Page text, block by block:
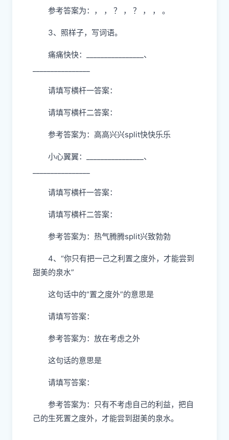
参考答案为：， ， ？ ， ？ ， ， 。
3、照样子，写词语。
痛痛快快：________________、
请填写横杆一答案：
请填写横杆二答案：
参考答案为：高高兴兴split快快乐乐
小心翼翼：________________、
请填写横杆一答案：
请填写横杆二答案：
参考答案为：热气腾腾split兴致勃勃
4、“你只有把一己之利置之度外，才能尝到
甜美的泉水”
这句话中的“置之度外”的意思是
请填写答案：
参考答案为：放在考虑之外
这句话的意思是
请填写答案：
参考答案为：只有不考虑自己的利益，把自
己的生死置之度外，才能尝到甜美的泉水。